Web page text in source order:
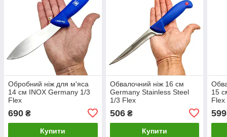
Обробний ніж для м'яса
14 см INOX Germany 1/3
Flex
690 ₴
Купити
Обвалочний ніж 16 см
Germany Stainless Steel
1/3 Flex
506₴
Купити
15
Flex
599